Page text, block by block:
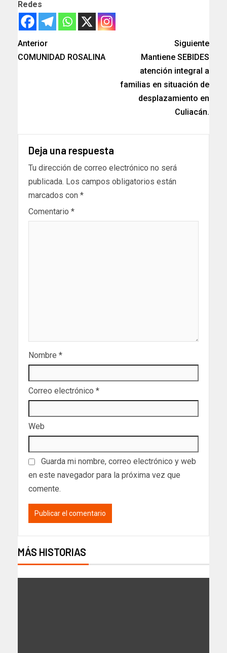
Redes
Anterior
COMUNIDAD ROSALINA
Siguiente
Mantiene SEBIDES
atención integral a
familias en situación de
desplazamiento en
Culiacán.
Deja una respuesta
Tu dirección de correo electrónico no será
publicada. Los campos obligatorios están
marcados con *
Comentario *
Nombre *
Correo electrónico *
Web
Guarda mi nombre, correo electrónico y web
en este navegador para la próxima vez que
comente.
MÁS HISTORIAS